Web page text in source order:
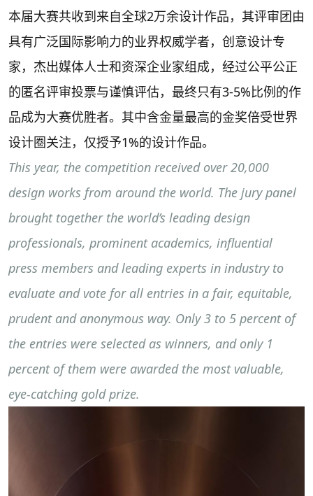
本届大赛共收到来自全球2万余设计作品，其评审团由
具有广泛国际影响力的业界权威学者，创意设计专
家，杰出媒体人士和资深企业家组成，经过公平公正
的匿名评审投票与谨慎评估，最终只有3-5%比例的作
品成为大赛优胜者。其中含金量最高的金奖倍受世界
设计圈关注，仅授予1%的设计作品。
This year, the competition received over 20,000
design works from around the world. The jury panel
brought together the world’s leading design
professionals, prominent academics, influential
press members and leading experts in industry to
evaluate and vote for all entries in a fair, equitable,
prudent and anonymous way. Only 3 to 5 percent of
the entries were selected as winners, and only 1
percent of them were awarded the most valuable,
eye-catching gold prize.